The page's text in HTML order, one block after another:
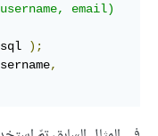
email)
);
,